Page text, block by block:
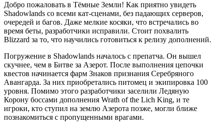
Добро пожаловать в Тёмные Земли! Как приятно увидеть
Shadowlands со всеми кат-сценами, без падающих серверов,
очередей и багов. Даже мелкие косяки, что встречались во
время беты, разработчики исправили. Стоит похвалить
Blizzard за то, что научились готовиться к релизу дополнений.
Погружение в Shadowlands началось с препатча. Он вышел
скучнее, чем в Битве за Азерот. После выполнения цепочки
квестов начинается фарм Знаков признания Серебряного
Авангарда. За них приобретались питомец и экипировка 100
уровня. Помимо этого разработчики заселили Ледяную
Корону боссами дополнения Wrath of the Lich King, и те
игроки, кто ступил на землю Азерота позже, могли ближе
познакомиться с пропущенными врагами.